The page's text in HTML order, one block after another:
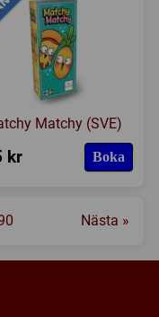
Matchy (SVE)
kr Boka
Nästa »